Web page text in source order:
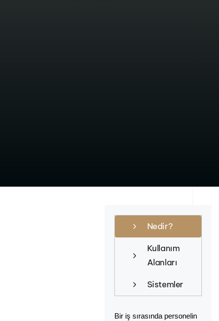
Nedir?
Kullanım
Alanları
Sistemler
Bir iş sırasında personelin